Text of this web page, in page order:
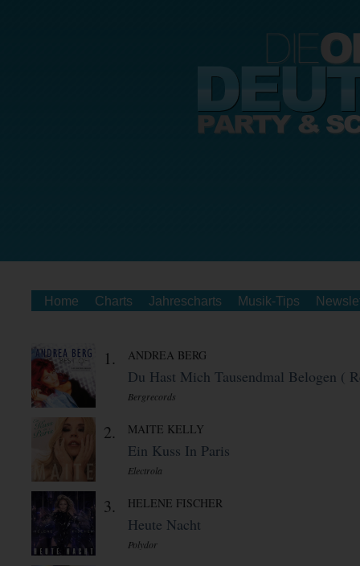
Home Charts Jahrescharts Musik-Tips
1. ANDREA BERG
Du Hast Mich Tausendmal Belogen (
Bergrecords
2. MAITE KELLY
Ein Kuss In Paris
Electrola
3. HELENE FISCHER
Heute Nacht
Polydor